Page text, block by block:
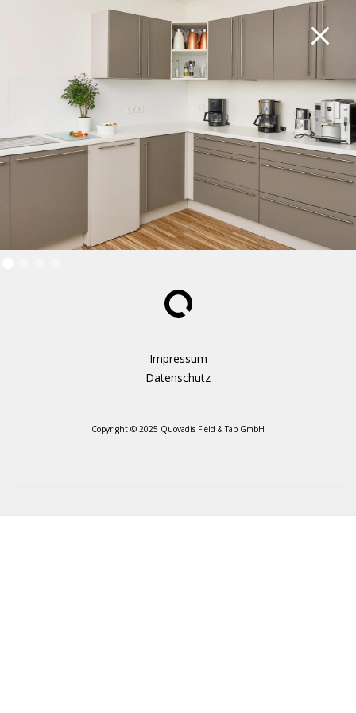
Impressum
Datenschutz
Copyright © 2025 Quovadis Field & Tab GmbH